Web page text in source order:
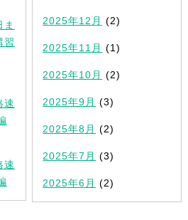
ま
習
速
速
2025年12月 (2)
2025年11月 (1)
2025年10月 (2)
2025年9月 (3)
2025年8月 (2)
2025年7月 (3)
2025年6月 (2)